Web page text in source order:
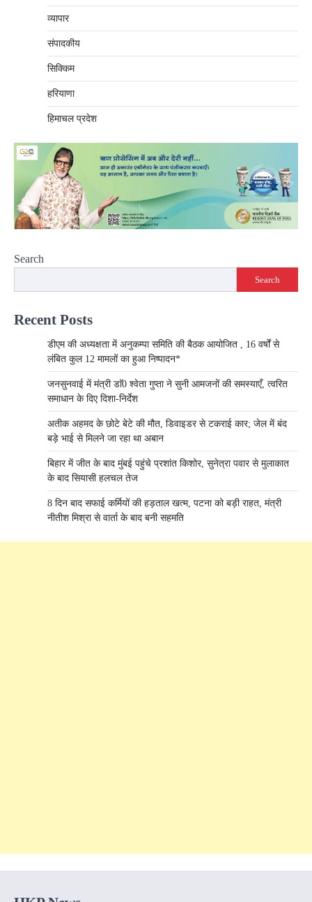
व्यापार
संपादकीय
सिक्किम
हरियाणा
हिमाचल प्रदेश
Search
Search
Recent Posts
डीएम की अध्यक्षता में अनुकम्पा समिति की बैठक आयोजित , 16 वर्षों से
लंबित कुल 12 मामलों का हुआ निष्पादन*
जनसुनवाई में मंत्री डाॅ0 श्वेता गुप्ता ने सुनी आमजनों की समस्याएँ, त्वरित
समाधान के दिए दिशा-निर्देश
अतीक अहमद के छोटे बेटे की मौत, डिवाइडर से टकराई कार; जेल में बंद
बड़े भाई से मिलने जा रहा था अबान
बिहार में जीत के बाद मुंबई पहुंचे प्रशांत किशोर, सुनेत्रा पवार से मुलाकात
के बाद सियासी हलचल तेज
8 दिन बाद सफाई कर्मियों की हड़ताल खत्म, पटना को बड़ी राहत, मंत्री
नीतीश मिश्रा से वार्ता के बाद बनी सहमति